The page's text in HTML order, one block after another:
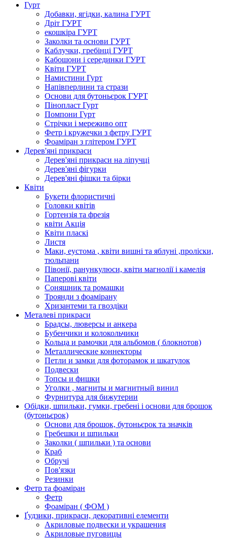
Гурт
Добавки, ягідки, калина ГУРТ
Дріт ГУРТ
екошкіра ГУРТ
Заколки та основи ГУРТ
Каблучки, гребінці ГУРТ
Кабошони і серединки ГУРТ
Квіти ГУРТ
Намистини Гурт
Напівперлини та стрази
Основи для бутоньєрок ГУРТ
Пінопласт Гурт
Помпони Гурт
Стрічки і мереживо опт
Фетр і кружечки з фетру ГУРТ
Фоаміран з глітером ГУРТ
Дерев'яні прикраси
Дерев'яні прикраси на ліпучці
Дерев'яні фігурки
Дерев'яні фішки та бірки
Квіти
Букети флористичні
Головки квітів
Гортензія та фрезія
квіти Акція
Квіти пласкі
Листя
Маки, еустома , квіти вишні та яблуні ,проліски,
тюльпани
Півонії, ранункулюси, квіти магнолії і камелія
Паперові квіти
Соняшник та ромашки
Троянди з фоамірану
Хризантеми та гвоздіки
Металеві прикраси
Брадсы, люверсы и анкера
Бубенчики и колокольчики
Кольца и рамочки для альбомов ( блокнотов)
Металлические коннекторы
Петли и замки для фоторамок и шкатулок
Подвески
Топсы и фишки
Уголки , магниты и магнитный винил
Фурнитура для бижутерии
Обідки, шпильки, гумки, гребені і основи для брошок
(бутоньєрок)
Основи для брошок, бутоньєрок та значків
Гребешки и шпильки
Заколки ( шпильки ) та основи
Краб
Обручі
Пов'язки
Резинки
Фетр та фоаміран
Фетр
Фоаміран ( ФОМ )
Ґудзики, прикраси, декоративні елементи
Акриловые подвески и украшения
Акриловые пуговицы